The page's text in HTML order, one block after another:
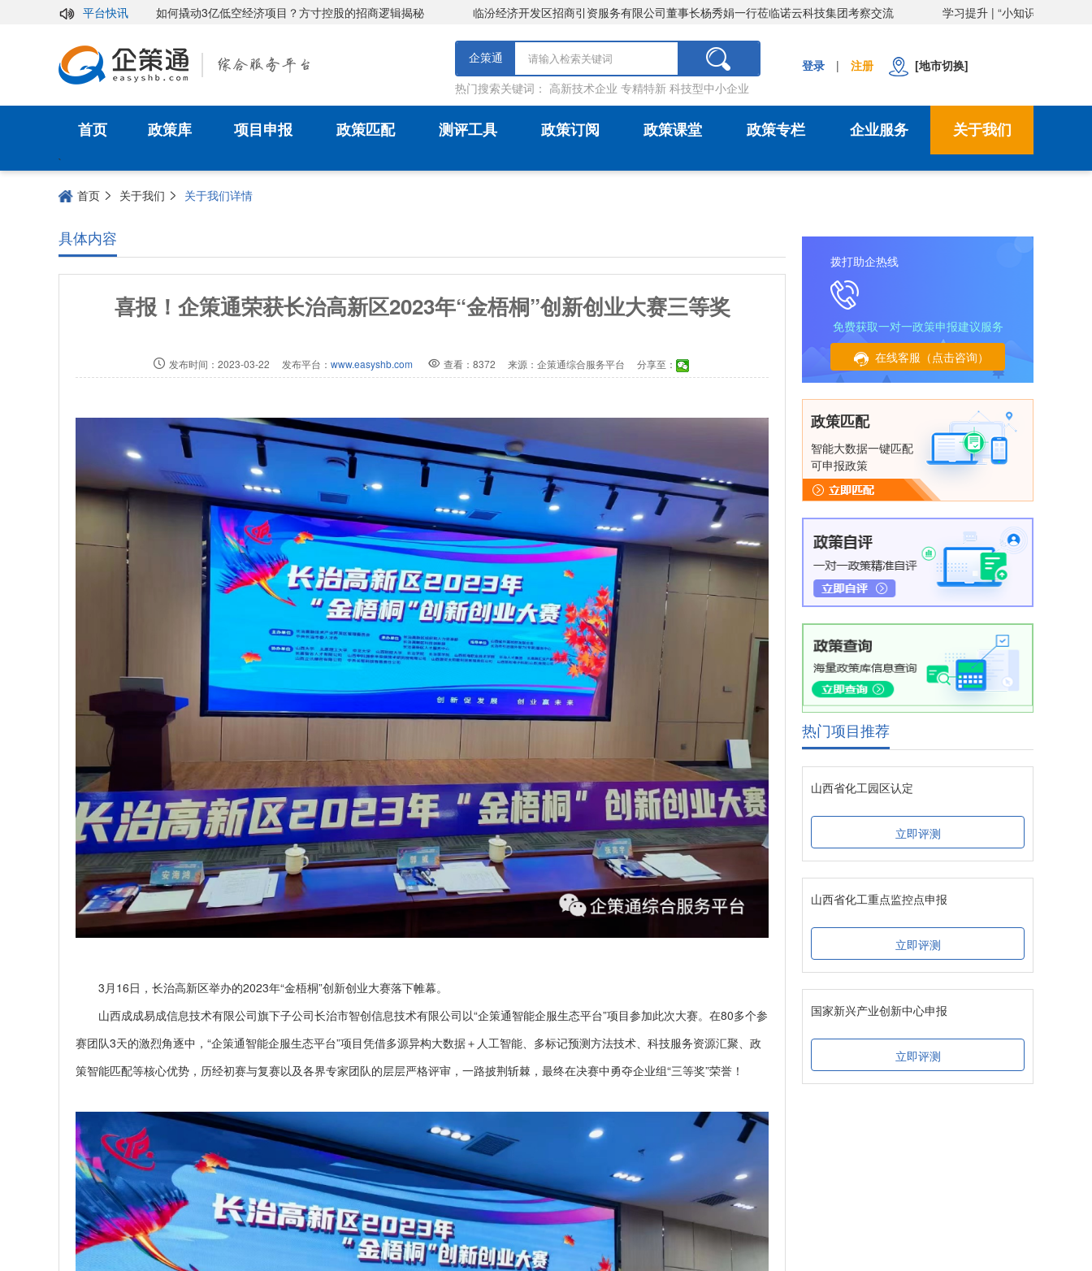
平台快讯
如何撬动3亿低空经济项目？方寸控股的招商逻辑揭秘 临汾经济开发区招商引资服务有限公司董事长杨秀娟一行莅临诺云科技集团考察交流 学习提升 | “小知识”传递“大健康”——诺云集
企策通
热门搜索关键词： 高新技术企业 专精特新 科技型中小企业
登录 | 注册 [地市切换]
首页 政策库 项目申报 政策匹配 测评工具 政策订阅 政策课堂 政策专栏 企业服务
关于我们
`
首页
关于我们 关于我们详情
具体内容
喜报！企策通荣获长治高新区2023年“金梧桐”创新创业大赛三等奖
发布时间：2023-03-22 发布平台： www.easyshb.com 查看：8372 来源：企策通综合服务平台 分享至：
3月16日，长治高新区举办的2023年“金梧桐”创新创业大赛落下帷幕。
山西成成易成信息技术有限公司旗下子公司长治市智创信息技术有限公司以“企策通智能企服生态平台”项目参加此次大赛。在80多个参
赛团队3天的激烈角逐中，“企策通智能企服生态平台”项目凭借多源异构大数据＋人工智能、多标记预测方法技术、科技服务资源汇聚、政
策智能匹配等核心优势，历经初赛与复赛以及各界专家团队的层层严格评审，一路披荆斩棘，最终在决赛中勇夺企业组“三等奖”荣誉！
拨打助企热线
免费获取一对一政策申报建议服务
在线客服（点击咨询）
政策匹配
智能大数据一键匹配
可申报政策
热门项目推荐
山西省化工园区认定
立即评测
山西省化工重点监控点申报
立即评测
国家新兴产业创新中心申报
立即评测